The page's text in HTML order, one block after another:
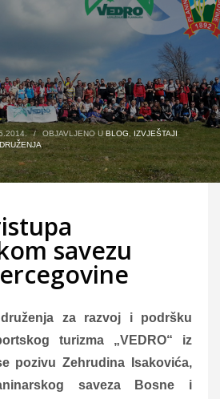
/ OBJAVLJENO U BLOG
IZVJEŠTAJI
savezu
za razvoj i podršku
turizma „VEDRO“ iz
pozivu Zehrudina Isakovića,
saveza Bosne i